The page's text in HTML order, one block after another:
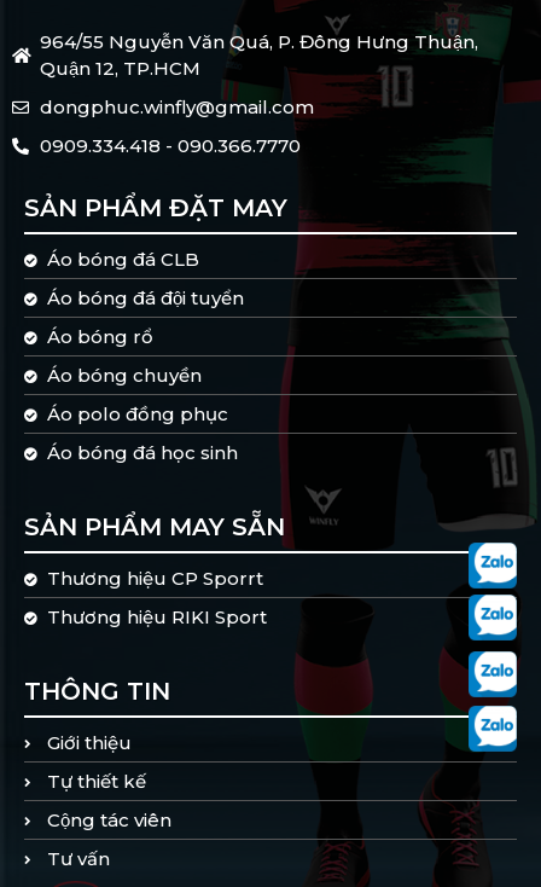
964/55 Nguyễn Văn Quá, P. Đông Hưng Thuận,
Quận 12, TP.HCM
dongphuc.winfly@gmail.com
0909.334.418 - 090.366.7770
SẢN PHẨM ĐẶT MAY
Áo bóng đá CLB
Áo bóng đá đội tuyển
Áo bóng rổ
Áo bóng chuyền
Áo polo đồng phục
Áo bóng đá học sinh
SẢN PHẨM MAY SẴN
Thương hiệu CP Sporrt
Thương hiệu RIKI Sport
THÔNG TIN
Giới thiệu
Tự thiết kế
Cộng tác viên
Tư vấn